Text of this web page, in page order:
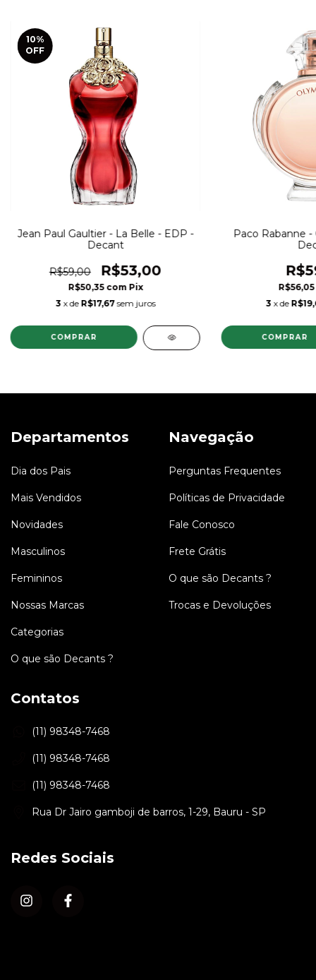
10%
OFF
Jean Paul Gaultier - La Belle - EDP -
Decant
R$59,00 R$53,00
R$50,35 com Pix
3 x de R$17,67 sem juros
COMPRAR
Paco Rabanne
R$56,05
3 x de
COMPRAR
Departamentos
Dia dos Pais
Mais Vendidos
Novidades
Masculinos
Femininos
Nossas Marcas
Categorias
O que são Decants ?
Navegação
Perguntas Frequentes
Políticas de Privacidade
Fale Conosco
Frete Grátis
O que são Decants ?
Trocas e Devoluções
Contatos
(11) 98348-7468
(11) 98348-7468
(11) 98348-7468
Rua Dr Jairo gamboji de barros, 1-29, Bauru - SP
Redes Sociais